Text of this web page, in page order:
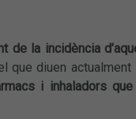
de la incidència
que diuen
i inhaladors